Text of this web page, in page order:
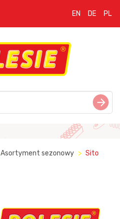
EN DE PL
Asortyment sezonowy Sito